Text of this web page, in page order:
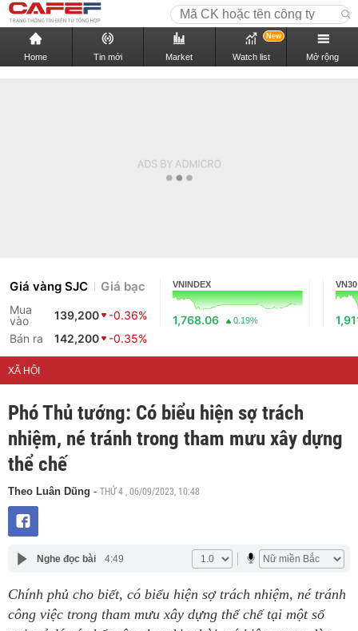
Home Tin mới Market Watch list
New
Mở rộng
Giá vàng SJC Giá bạc
Mua
vào
139,200
-0.36%
Bán ra
142,200 -0.35%
VNINDEX
1,768.06 0.19%
VN30
XÃ HỘI
Phó Thủ tướng: Có biểu hiện sợ trách
nhiệm, né tránh trong tham mưu xây dựng
thể chế
Theo Luân Dũng - THỨ 4 , 06/09/2023, 10:48
Nghe đọc bài 4:49
Chính phủ cho biết, có biểu hiện sợ trách nhiệm, né tránh
công việc trong tham mưu xây dựng thể chế tại một số